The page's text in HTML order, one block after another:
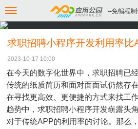
--免编程
求职招聘小程序开发利用率比
2023-10-17 10:00
在今天的数字化世界中，求职招聘已
传统的纸质简历和面对面面试仍然存
在寻找更高效、更便捷的方式来找工
趋势中，求职招聘小程序开发崭露头
对于传统APP的利用率的讨论。那么